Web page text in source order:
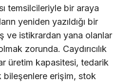
temsilcileriyle bir araya
yeniden yazıldığı bir
ve istikrardan yana olanlar
zorunda. Caydırıcılık
üretim kapasitesi, tedarik
erişim, stok